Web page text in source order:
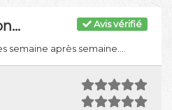
Avis vérifié
après semaine....